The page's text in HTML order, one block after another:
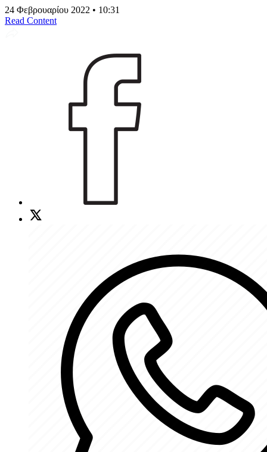
24 Φεβρουαρίου 2022 • 10:31
Read Content